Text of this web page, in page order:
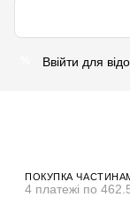
Ввійти для
ПОКУПКА
4 платежі по